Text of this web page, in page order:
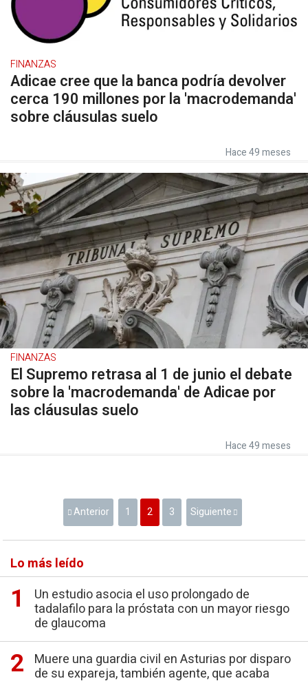
FINANZAS
Adicae cree que la banca podría devolver
cerca 190 millones por la 'macrodemanda'
sobre cláusulas suelo
Hace 49 meses
FINANZAS
El Supremo retrasa al 1 de junio el debate
sobre la 'macrodemanda' de Adicae por
las cláusulas suelo
Hace 49 meses
Anterior 1 2 3 Siguiente
Lo más leído
Un estudio asocia el uso prolongado de
tadalafilo para la próstata con un mayor riesgo
de glaucoma
Muere una guardia civil en Asturias por disparo
de su expareja, también agente, que acaba